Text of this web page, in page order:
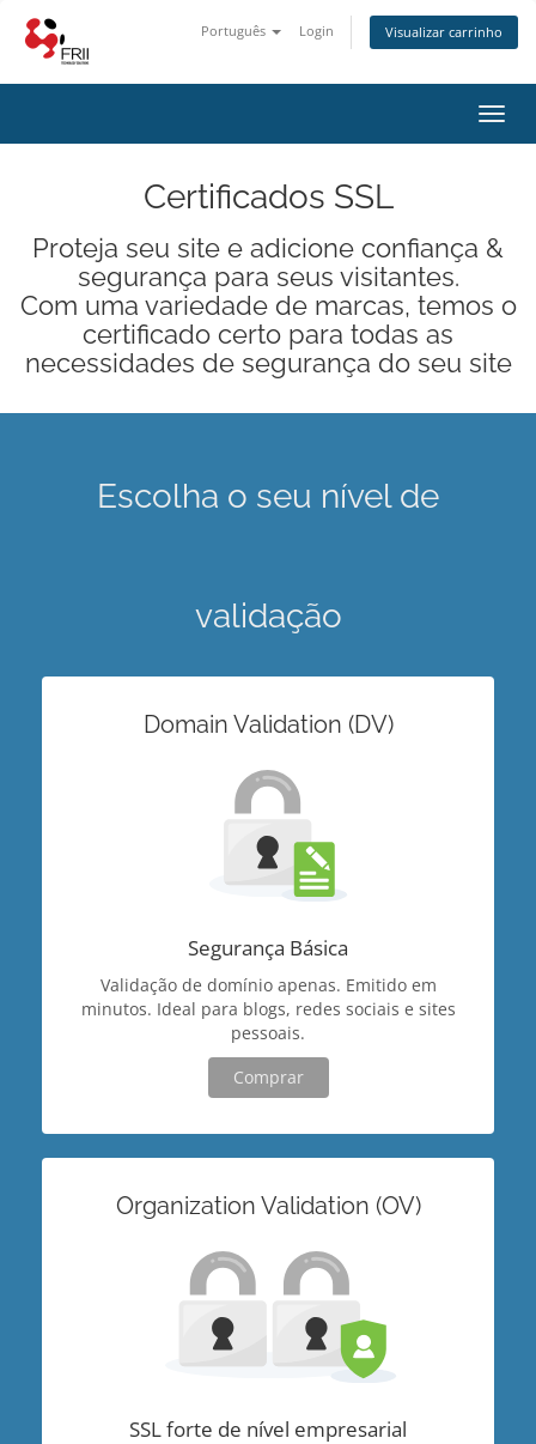
Português Login Visualizar carrinho
Certificados SSL
Proteja seu site e adicione confiança &
segurança para seus visitantes.
Com uma variedade de marcas, temos o
certificado certo para todas as
necessidades de segurança do seu site
Escolha o seu nível de
validação
Domain Validation (DV)
Segurança Básica
Validação de domínio apenas. Emitido em
minutos. Ideal para blogs, redes sociais e sites
pessoais.
Comprar
Organization Validation (OV)
SSL forte de nível empresarial